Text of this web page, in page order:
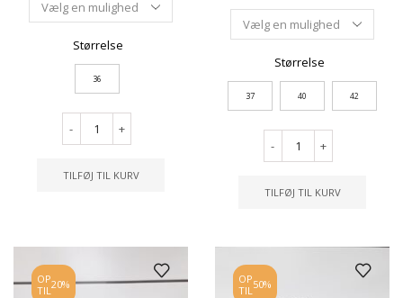
Størrelse
36
- +
TILFØJ TIL KURV
Størrelse
37 40 42
- +
TILFØJ TIL KURV
OP
TIL 20%
OP
TIL 50%